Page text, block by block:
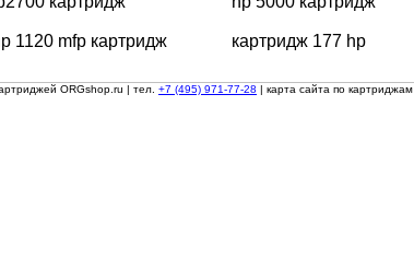
1120 mfp картридж картридж 177 hp
ORGshop.ru | тел. +7 (495) 971-77-28 | карта сайта по картриджам